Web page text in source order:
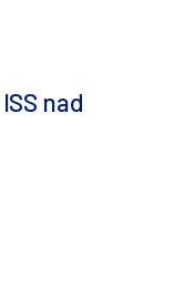
nad